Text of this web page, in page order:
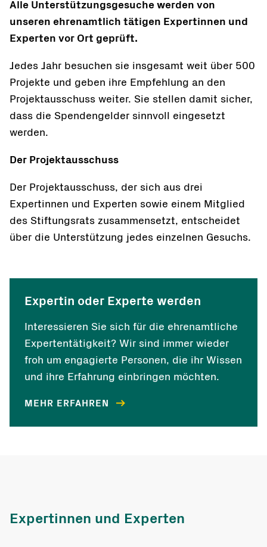
Alle Unterstützungsgesuche werden von
unseren ehrenamtlich tätigen Expertinnen und
Experten vor Ort geprüft.
Jedes Jahr besuchen sie insgesamt weit über 500
Projekte und geben ihre Empfehlung an den
Projektausschuss weiter. Sie stellen damit sicher,
dass die Spendengelder sinnvoll eingesetzt
werden.
Der Projektausschuss
Der Projektausschuss, der sich aus drei
Expertinnen und Experten sowie einem Mitglied
des Stiftungsrats zusammensetzt, entscheidet
über die Unterstützung jedes einzelnen Gesuchs.
Expertin oder Experte werden
Interessieren Sie sich für die ehrenamtliche
Expertentätigkeit? Wir sind immer wieder
froh um engagierte Personen, die ihr Wissen
und ihre Erfahrung einbringen möchten.
MEHR ERFAHREN
Expertinnen und Experten